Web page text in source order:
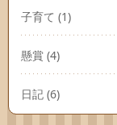
子育て (1)
懸賞 (4)
日記 (6)